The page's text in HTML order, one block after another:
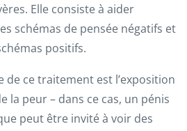
Elle consiste à aider
schémas de pensée négatifs et
positifs.
ce traitement est l’exposition
la peur – dans ce cas, un pénis
peut être invité à voir des